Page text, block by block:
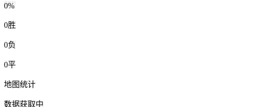
0%
0胜
0负
0平
地图统计
数据获取中